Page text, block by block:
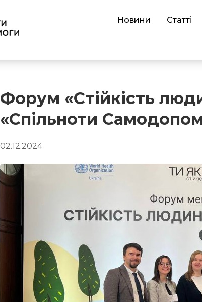
Новини Статті
Форум «Стійкість
«Спільноти
02.12.2024